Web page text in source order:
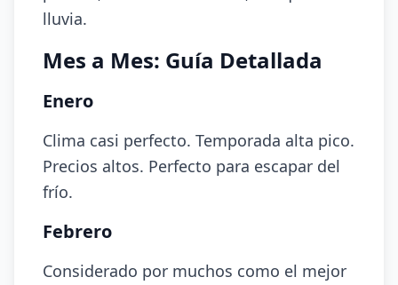
lluvia.
Mes a Mes: Guía Detallada
Enero
Clima casi perfecto. Temporada alta pico.
Precios altos. Perfecto para escapar del
frío.
Febrero
Considerado por muchos como el mejor